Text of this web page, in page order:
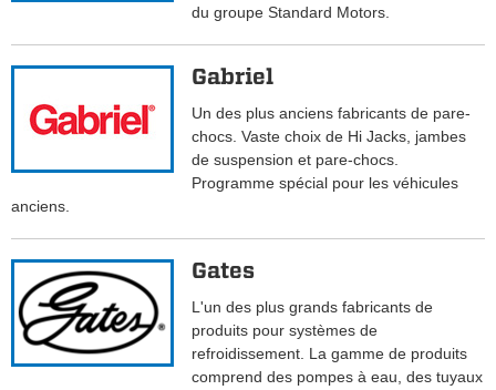
du groupe Standard Motors.
Gabriel
Un des plus anciens fabricants de pare-
chocs. Vaste choix de Hi Jacks, jambes
de suspension et pare-chocs.
Programme spécial pour les véhicules
anciens.
Gates
L'un des plus grands fabricants de
produits pour systèmes de
refroidissement. La gamme de produits
comprend des pompes à eau, des tuyaux